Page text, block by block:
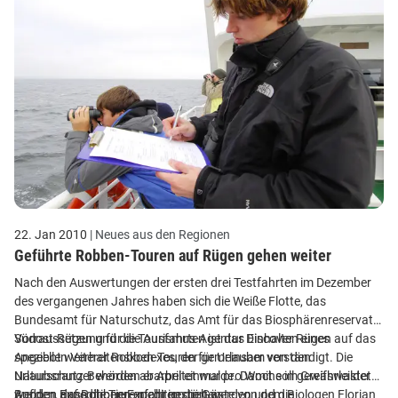
22. Jan 2010 | Neues aus den Regionen
Geführte Robben-Touren auf Rügen gehen weiter
Nach den Auswertungen der ersten drei Testfahrten im Dezember
des vergangenen Jahres haben sich die Weiße Flotte, das
Bundesamt für Naturschutz, das Amt für das Biosphärenreservat
Südost-Rügen und die Tourismus-Agentur Discover Rügen auf das
Angebot weiterer Robben-Touren für Urlauber verständigt. Die
Urlaubsranger werden ab April einmal pro Woche im Greifswalder
Bodden auf Robben-Expedition gehen.
Vorraussetzung für die Ausfahrten ist das Einhalten eines
speziellen Verhaltenskodexes, der gemeinsam von den
Naturschutz-Behörden erarbeitet wurde. Damit soll gewährleistet
werden, dass die Tiere nicht gestört werden und die
Auf den Expeditionen erfahren die Gäste von dem Biologen Florian